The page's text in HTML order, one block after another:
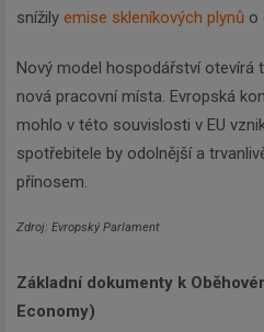
snížily emise skleníkových plynů o
Nový model hospodářství otevírá
nová pracovní místa. Evropská
mohlo v této souvislosti v EU
spotřebitele by odolnější a
přínosem.
Zdroj: Evropský Parlament
Základní dokumenty k
Economy)